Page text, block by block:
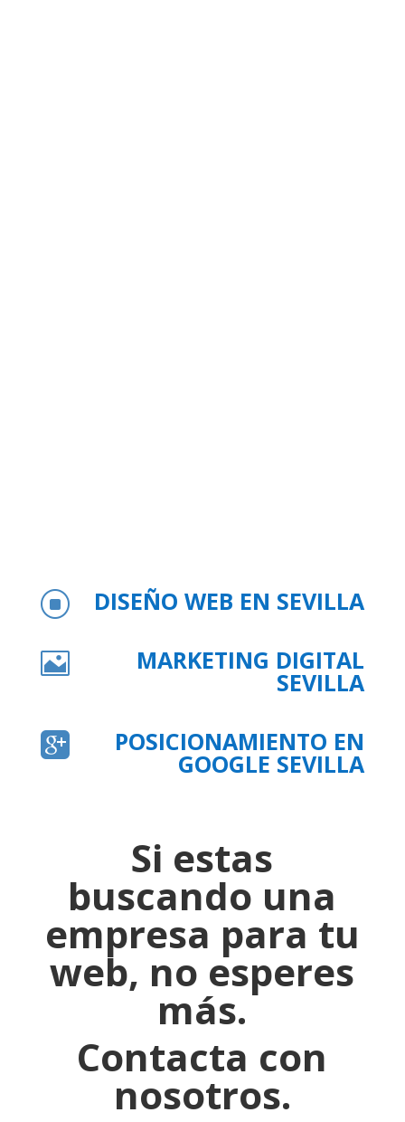
] DISEÑO WEB EN SEVILLA
 MARKETING DIGITAL
SEVILLA
 POSICIONAMIENTO EN
GOOGLE SEVILLA
Si estas
buscando una
empresa para tu
web, no esperes
más.
Contacta con
nosotros.